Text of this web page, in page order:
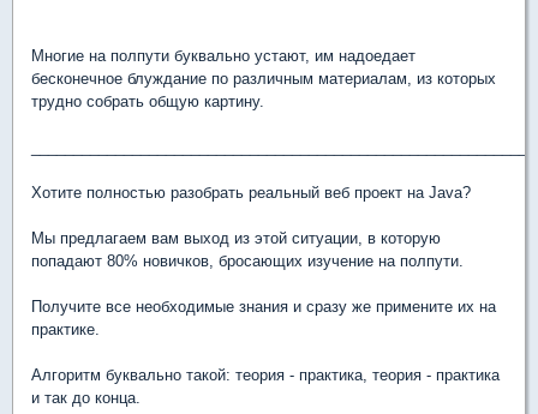
Многие на полпути буквально устают, им надоедает
бесконечное блуждание по различным материалам, из которых
трудно собрать общую картину.
Хотите полностью разобрать реальный веб проект на Java?
Мы предлагаем вам выход из этой ситуации, в которую
попадают 80% новичков, бросающих изучение на полпути.
Получите все необходимые знания и сразу же примените их на
практике.
Алгоритм буквально такой: теория - практика, теория - практика
и так до конца.